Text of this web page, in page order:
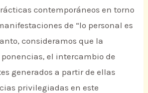
contemporáneos en torno
de “lo personal es
consideramos que la
el intercambio de
generados a partir de ellas
privilegiadas en este